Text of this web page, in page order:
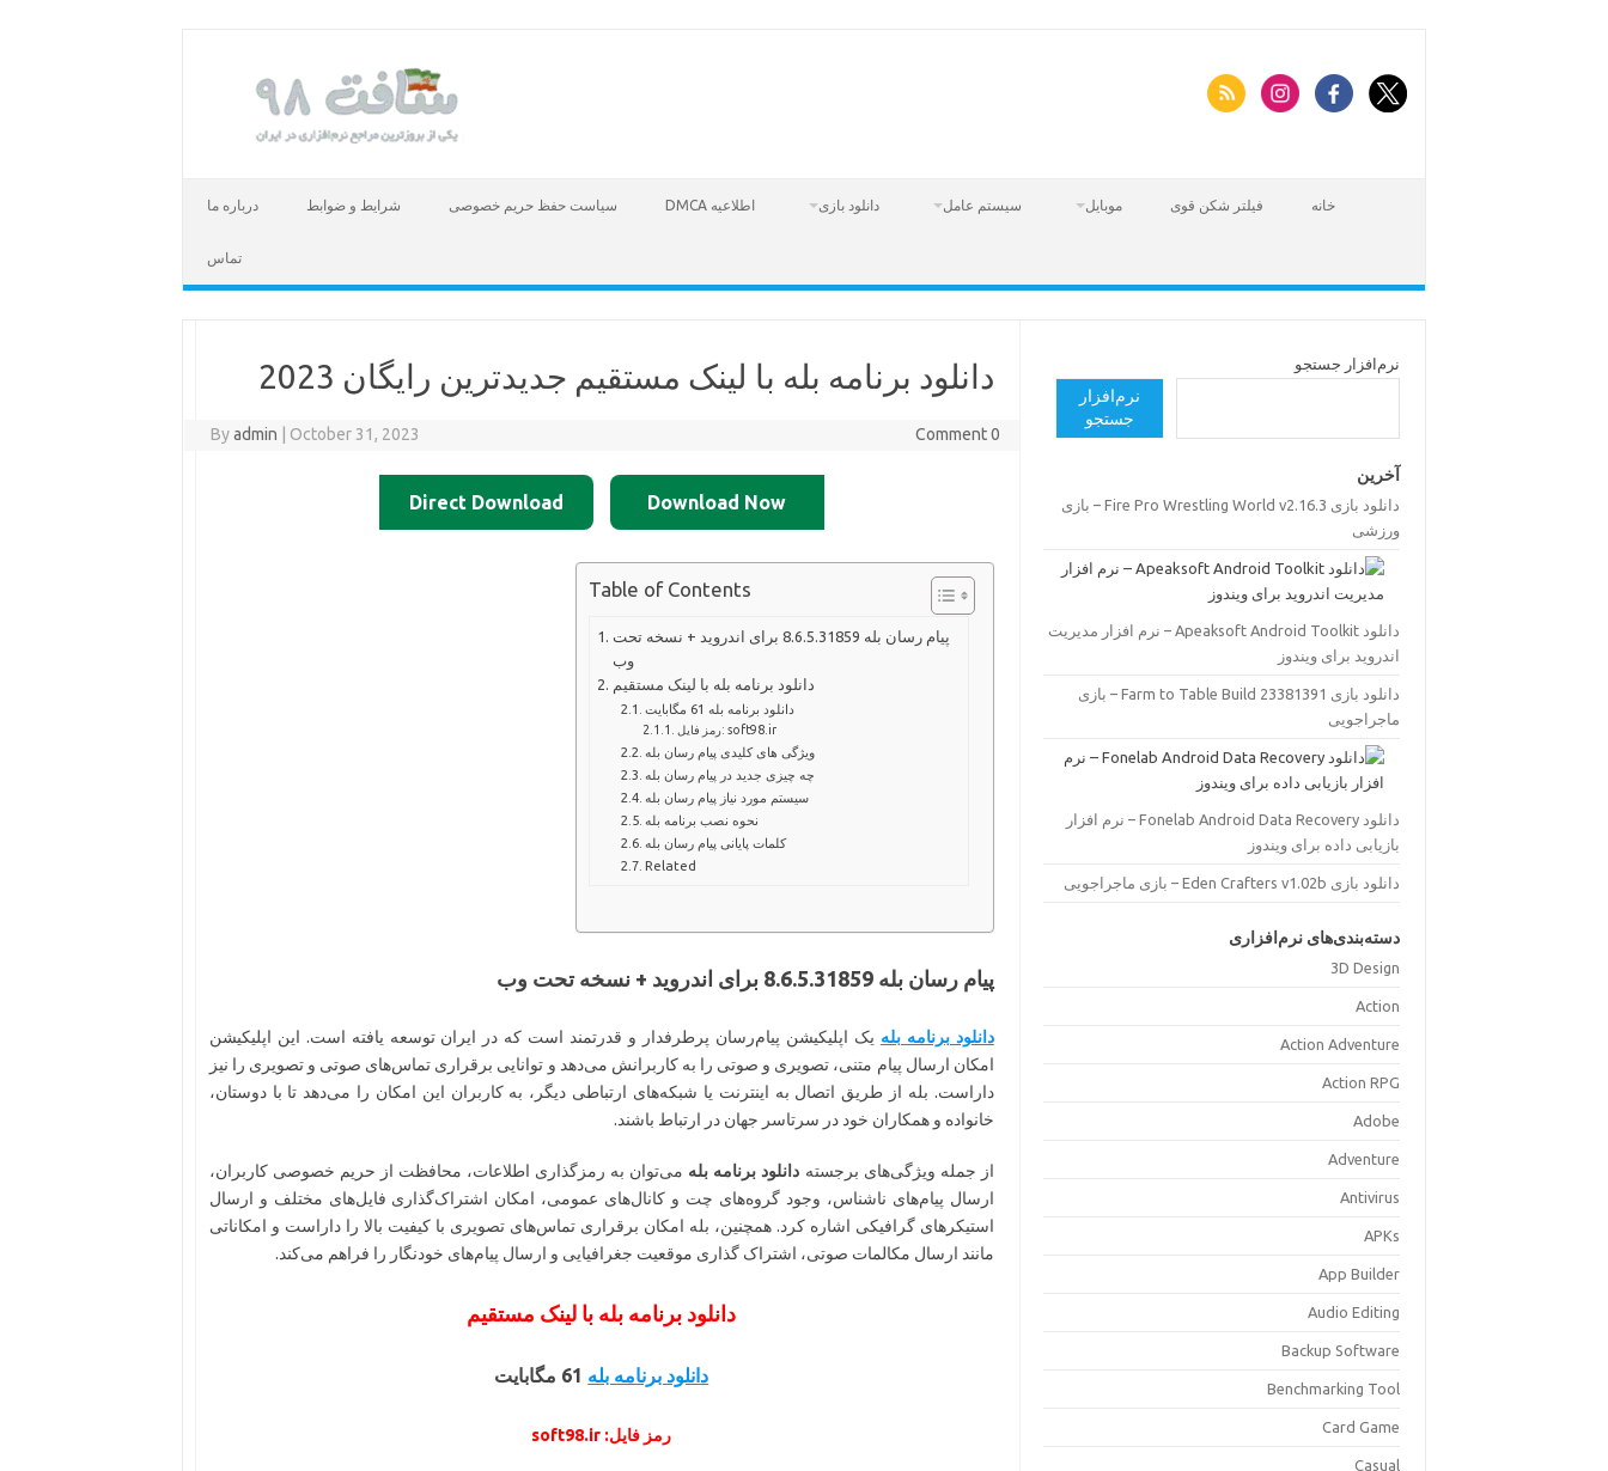
خانه فیلتر شکن قوی موبایل سیستم عامل دانلود بازی اطلاعیه DMCA سیاست حفظ حریم خصوصی شرایط و ضوابط درباره ما
تماس
دانلود برنامه بله با لینک مستقیم جدیدترین رایگان 2023
Byadmin October 31, 2023 0 Comment
Download Now
Direct Download
Table of Contents
پیام رسان بله 8.6.5.31859 برای اندروید + نسخه تحت
وب
دانلود برنامه بله با لینک مستقیم
دانلود برنامه بله 61 مگابایت
رمز فایل: soft98.ir
ویژگی های کلیدی پیام رسان بله
چه چیزی جدید در پیام رسان بله
سیستم مورد نیاز پیام رسان بله
نحوه نصب برنامه بله
کلمات پایانی پیام رسان بله
Related
پیام رسان بله 8.6.5.31859 برای اندروید + نسخه تحت وب
دانلود برنامه بله یک اپلیکیشن پیام‌رسان پرطرفدار و قدرتمند است که در ایران توسعه یافته است. این اپلیکیشن
امکان ارسال پیام متنی، تصویری و صوتی را به کاربرانش می‌دهد و توانایی برقراری تماس‌های صوتی و تصویری را نیز
داراست. بله از طریق اتصال به اینترنت یا شبکه‌های ارتباطی دیگر، به کاربران این امکان را می‌دهد تا با دوستان،
خانواده و همکاران خود در سرتاسر جهان در ارتباط باشند.
از جمله ویژگی‌های برجسته دانلود برنامه بله می‌توان به رمزگذاری اطلاعات، محافظت از حریم خصوصی کاربران،
ارسال پیام‌های ناشناس، وجود گروه‌های چت و کانال‌های عمومی، امکان اشتراک‌گذاری فایل‌های مختلف و ارسال
استیکرهای گرافیکی اشاره کرد. همچنین، بله امکان برقراری تماس‌های تصویری با کیفیت بالا را داراست و امکاناتی
مانند ارسال مکالمات صوتی، اشتراک گذاری موقعیت جغرافیایی و ارسال پیام‌های خودنگار را فراهم می‌کند.
دانلود برنامه بله با لینک مستقیم
دانلود برنامه بله
رمز فایل: soft98.ir
نرم‌افزار جستجو
نرم‌افزار
جستجو
آخرین
دانلود بازی Fire Pro Wrestling World v2.16.3 – بازی
ورزشی
دانلود Apeaksoft Android Toolkit – نرم افزار مدیریت
اندروید برای ویندوز
دانلود بازی Farm to Table Build 23381391 – بازی
ماجراجویی
دانلود Fonelab Android Data Recovery – نرم افزار
بازیابی داده برای ویندوز
دانلود بازی Eden Crafters v1.02b – بازی ماجراجویی
دسته‌بندی‌های نرم‌افزاری
3D Design
Action
Action Adventure
Action RPG
Adobe
Adventure
Antivirus
APKs
App Builder
Audio Editing
Backup Software
Benchmarking Tool
Card Game
Casual